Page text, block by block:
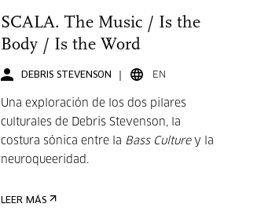
SCALA. The Music / Is the
Body / Is the Word
DEBRIS STEVENSON EN
Una exploración de los dos pilares
culturales de Debris Stevenson, la
costura sónica entre la Bass Culturey la
neuroqueeridad.
LEER MÁS